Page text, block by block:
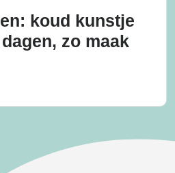
koud kunstje
zo maak